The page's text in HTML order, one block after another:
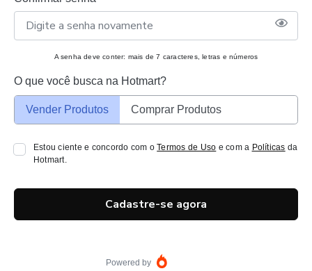
A senha deve conter: mais de 7 caracteres, letras e números
O que você busca na Hotmart?
Vender Produtos Comprar Produtos
Estou ciente e concordo com oTermos de Uso e com a Políticas da
Hotmart.
Cadastre-se agora
Powered by